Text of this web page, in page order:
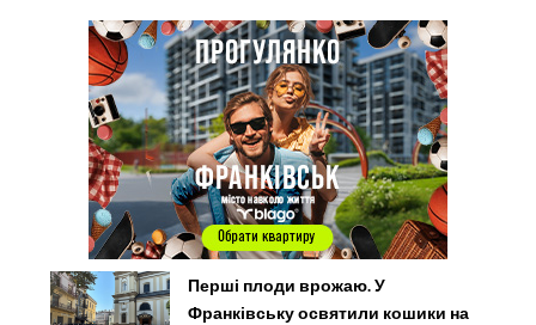
Перші плоди врожаю. У
Франківську освятили кошики на